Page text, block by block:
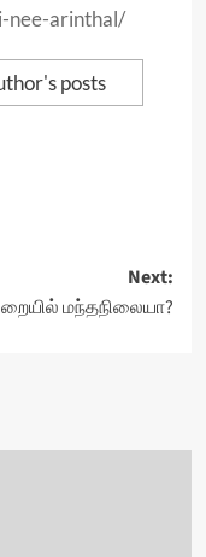
nee-arinthal/
posts
Next:
மந்தநிலையா?